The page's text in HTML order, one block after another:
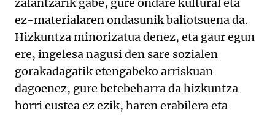
zalantzarik gabe, gure ondare kultural eta
ez-materialaren ondasunik baliotsuena da.
Hizkuntza minorizatua denez, eta gaur egun
ere, ingelesa nagusi den sare sozialen
gorakadagatik etengabeko arriskuan
dagoenez, gure betebeharra da hizkuntza
horri eustea ez ezik, haren erabilera eta